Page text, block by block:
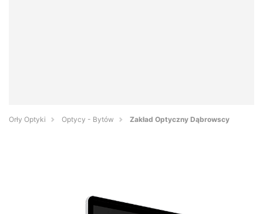
Orły Optyki Optycy - Bytów Zakład Optyczny Dąbrowscy